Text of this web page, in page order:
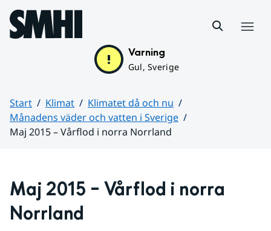
Hoppa till sidans innehåll
Varning
Gul, Sverige
Start Klimat
Klimatet då och nu
Månadens väder och vatten i Sverige
Maj 2015 – Vårflod i norra Norrland
Maj 2015 – Vårflod i norra
Norrland